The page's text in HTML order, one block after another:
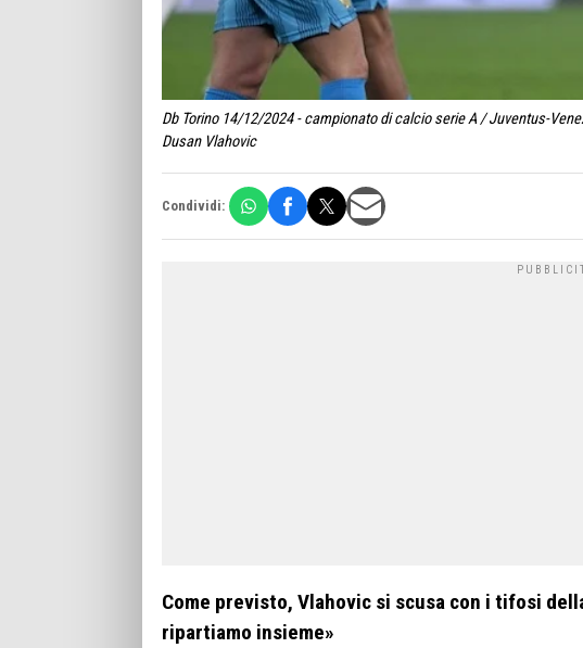
Db Torino 14/12/2024 - campionato di calcio serie A / Juventus-
Dusan Vlahovic
Condividi:
Come previsto, Vlahovic si scusa con i tifosi
ripartiamo insieme»